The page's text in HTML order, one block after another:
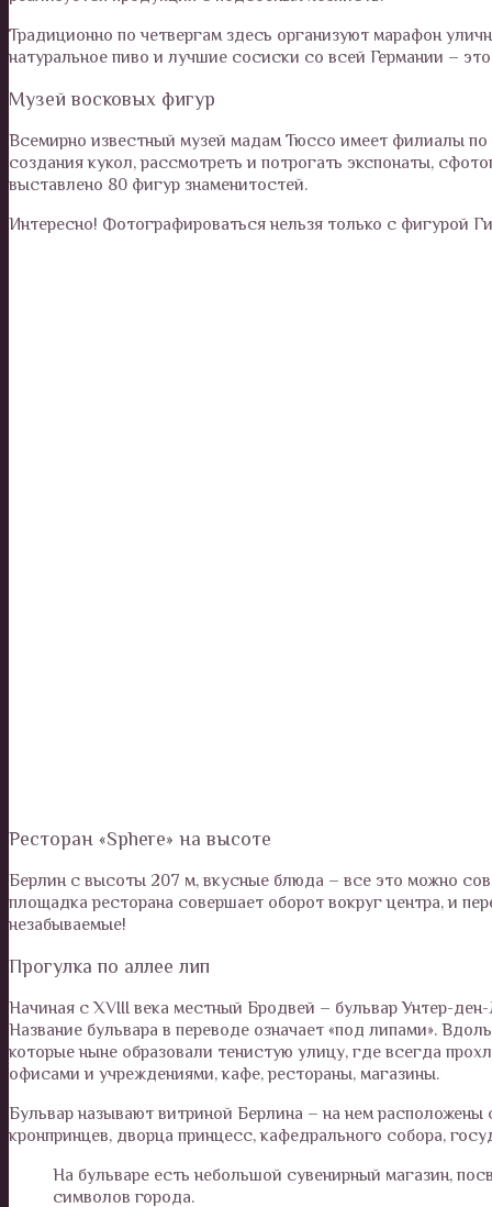
Традиционно по четвергам здесь организуют марафон
натуральное пиво и лучшие сосиски со всей Германии –
Музей восковых фигур
Всемирно известный музей мадам Тюссо имеет филиалы
создания кукол, рассмотреть и потрогать экспонаты,
выставлено 80 фигур знаменитостей.
Интересно! Фотографироваться нельзя только с фигурой
Ресторан «Sphere» на высоте
Берлин с высоты 207 м, вкусные блюда – все это можно
площадка ресторана совершает оборот вокруг центра, и
незабываемые!
Прогулка по аллее лип
Начиная с XVIII века местный Бродвей – бульвар Унтер-
Название бульвара в переводе означает «под липами».
которые ныне образовали тенистую улицу, где всегда
офисами и учреждениями, кафе, рестораны, магазины.
Бульвар называют витриной Берлина – на нем
кронпринцев, дворца принцесс, кафедрального собора,
На бульваре есть небольшой сувенирный магазин,
символов города.